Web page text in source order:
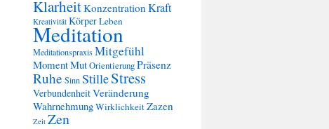
KlarheitKonzentrationKraft
Kreativität KörperLeben
Meditation
MeditationspraxisMitgefühl
MomentMutOrientierungPräsenz
Ruhe SinnStilleStress
VerbundenheitVeränderung
WahrnehmungWirklichkeitZazen
Zeit Zen